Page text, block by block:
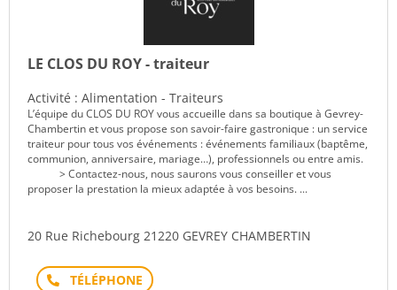
LE CLOS DU ROY - traiteur
Activité : Alimentation - Traiteurs
L’équipe du CLOS DU ROY vous accueille dans sa boutique à Gevrey-
Chambertin et vous propose son savoir-faire gastronique : un service
traiteur pour tous vos événements : événements familiaux (baptême,
communion, anniversaire, mariage…), professionnels ou entre amis.
> Contactez-nous, nous saurons vous conseiller et vous
proposer la prestation la mieux adaptée à vos besoins. ...
20 Rue Richebourg 21220 GEVREY CHAMBERTIN
Téléphone